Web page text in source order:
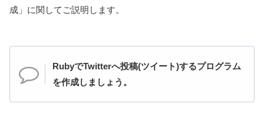
成」に関してご説明します。
RubyでTwitterへ投稿(ツイート)するプログラム
を作成しましょう。